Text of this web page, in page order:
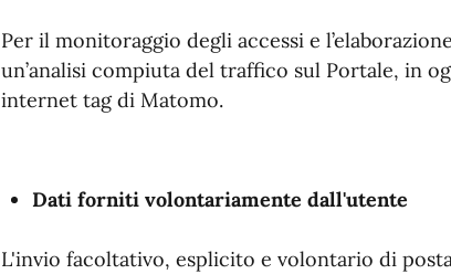
Per il monitoraggio degli accessi e
un’analisi compiuta del traffico sul Portale, in
internet tag di Matomo.
Dati forniti volontariamente dall'utente
L'invio facoltativo, esplicito e volontario di